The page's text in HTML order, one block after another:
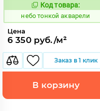
1122125
Код товара:
небо тонкой акварели
Цена
6 350 руб./м²
Заказ в 1 клик
В корзину